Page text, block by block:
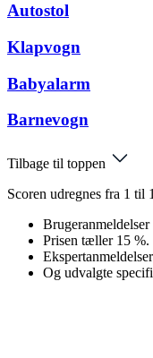
Autostol
Klapvogn
Babyalarm
Barnevogn
Tilbage til toppen
Scoren udregnes fra 1 til
Prisen tæller 15 %.
Og udvalgte